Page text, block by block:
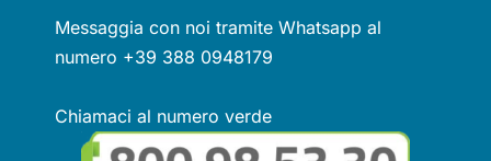
Messaggia con noi tramite Whatsapp al
numero +39 388 0948179
Chiamaci al numero verde